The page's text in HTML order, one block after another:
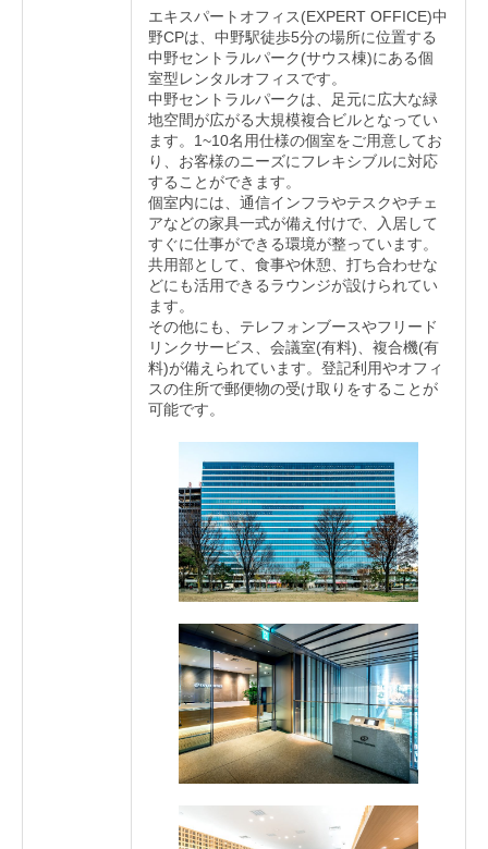
エキスパートオフィス(EXPERT OFFICE)中
野CPは、中野駅徒歩5分の場所に位置する
中野セントラルパーク(サウス棟)にある個
室型レンタルオフィスです。
中野セントラルパークは、足元に広大な緑
地空間が広がる大規模複合ビルとなってい
ます。1~10名用仕様の個室をご用意してお
り、お客様のニーズにフレキシブルに対応
することができます。
個室内には、通信インフラやテスクやチェ
アなどの家具一式が備え付けで、入居して
すぐに仕事ができる環境が整っています。
共用部として、食事や休憩、打ち合わせな
どにも活用できるラウンジが設けられてい
ます。
その他にも、テレフォンブースやフリード
リンクサービス、会議室(有料)、複合機(有
料)が備えられています。登記利用やオフィ
スの住所で郵便物の受け取りをすることが
可能です。